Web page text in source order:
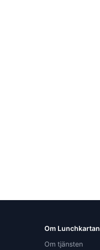
Om Lunchkartan
Om tjänsten